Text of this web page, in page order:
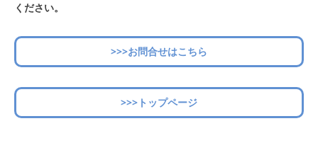
ください。
>>>お問合せはこちら
>>>トップページ